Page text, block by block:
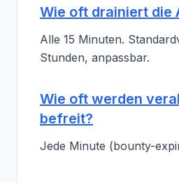
Wie oft drainiert die
Alle 15 Minuten.
Stunden, anpassbar.
Wie oft werden
befreit?
Jede Minute (bounty-